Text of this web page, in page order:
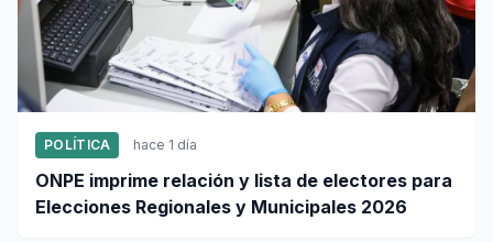
POLÍTICA hace 1 día
ONPE imprime relación y lista de electores para
Elecciones Regionales y Municipales 2026